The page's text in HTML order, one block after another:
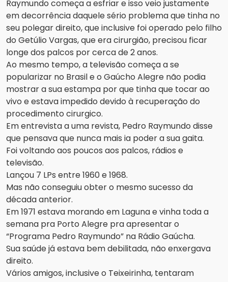
Raymundo começa a esfriar e isso veio justamente
em decorrência daquele sério problema que tinha no
seu polegar direito, que inclusive foi operado pelo filho
do Getúlio Vargas, que era cirurgião, precisou ficar
longe dos palcos por cerca de 2 anos.
Ao mesmo tempo, a televisão começa a se
popularizar no Brasil e o Gaúcho Alegre não podia
mostrar a sua estampa por que tinha que tocar ao
vivo e estava impedido devido à recuperação do
procedimento cirurgico.
Em entrevista a uma revista, Pedro Raymundo disse
que pensava que nunca mais ia poder a sua gaita.
Foi voltando aos poucos aos palcos, rádios e
televisão.
Lançou 7 LPs entre 1960 e 1968.
Mas não conseguiu obter o mesmo sucesso da
década anterior.
Em 1971 estava morando em Laguna e vinha toda a
semana pra Porto Alegre pra apresentar o
“Programa Pedro Raymundo” na Rádio Gaúcha.
Sua saúde já estava bem debilitada, não enxergava
direito.
Vários amigos, inclusive o Teixeirinha, tentaram